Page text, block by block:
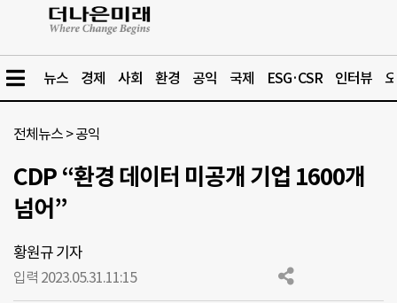
뉴스 경제 사회 환경 공익 국제 ESG·CSR 인터뷰
전체뉴스 >공익
CDP “환경 데이터 미공개 기업 1600개
넘어”
황원규 기자
입력 2023.05.31.11:15